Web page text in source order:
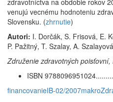
zdravotníctva na obdobie rokov
venujú vecnému hodnoteniu
Slovensku. (zhrnutie)
Autori: I. Dorčák, S. Frisová, E.
P. Pažitný, T. Szalay, A. Szalayová
Združenie zdravotných
ISBN 9788096951024.........
financovanieIB-02/2007makro